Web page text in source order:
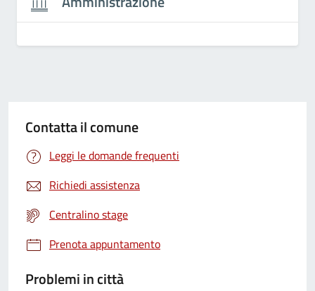
Contatta il comune
Leggi le domande frequenti
Richiedi assistenza
Centralino stage
Prenota appuntamento
Problemi in città